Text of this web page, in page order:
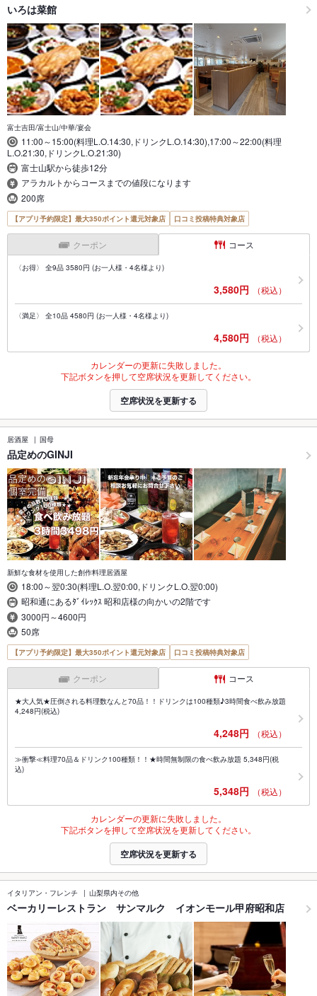
いろは菜館
富士吉田/富士山/中華/宴会
11:00～15:00(料理L.O.14:30,ドリンクL.O.14:30),17:00～22:00(料理
L.O.21:30,ドリンクL.O.21:30)
富士山駅から徒歩12分
アラカルトからコースまでの値段になります
200席
【アプリ予約限定】最大350ポイント還元対象店 口コミ投稿特典対象店
クーポン コース
〈お得〉 全9品 3580円 (お一人様・4名様より)
3,580円 （税込）
〈満足〉 全10品 4580円 (お一人様・4名様より)
4,580円 （税込）
カレンダーの更新に失敗しました。
下記ボタンを押して空席状況を更新してください。
空席状況を更新する
居酒屋 国母
品定めのGINJI
新鮮な食材を使用した創作料理居酒屋
18:00～翌0:30(料理L.O.翌0:00,ドリンクL.O.翌0:00)
昭和通にあるﾀﾞｲﾚｯｸｽ 昭和店様の向かいの2階です
3000円～4600円
50席
【アプリ予約限定】最大350ポイント還元対象店 口コミ投稿特典対象店
クーポン コース
★大人気★圧倒される料理数なんと70品！！ドリンクは100種類♪3時間食べ飲み放題
4,248円(税込)
4,248円 （税込）
≫衝撃≪料理70品＆ドリンク100種類！！★時間無制限の食べ飲み放題 5,348円(税
込)
5,348円 （税込）
カレンダーの更新に失敗しました。
下記ボタンを押して空席状況を更新してください。
空席状況を更新する
イタリアン・フレンチ 山梨県内その他
ベーカリーレストラン サンマルク イオンモール甲府昭和店